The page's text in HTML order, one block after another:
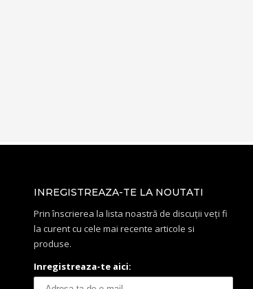
INREGISTREAZA-TE LA NOUTATI
Prin înscrierea la lista noastră de discuții veți fi
la curent cu cele mai recente articole si
produse.
Inregistreaza-te aici: